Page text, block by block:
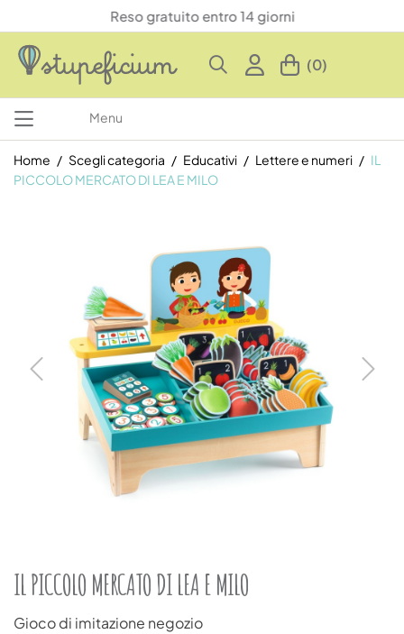
Reso gratuito entro 14 giorni
(0)
Menu
Home Scegli categoria Educativi Lettere e numeri
IL
PICCOLO MERCATO DI LEA E MILO
IL PICCOLO MERCATO DI LEA E MILO
Gioco di imitazione negozio